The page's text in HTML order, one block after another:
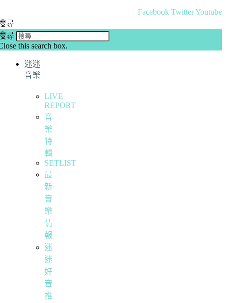
Facebook TwitterYoutube
尋
尋
this search box.
迷迷
音樂
LIVE
REPORT
音
樂
特
輯
SETLIST
最
新
音
樂
情
報
迷
迷
好
音
推